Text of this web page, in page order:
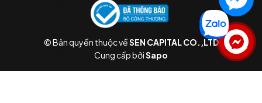
© Bản quyền thuộc vềSEN CAPITAL CO.,LTD
Cung cấp bởiSapo
Liên hệ